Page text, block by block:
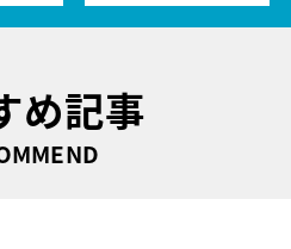
め記事